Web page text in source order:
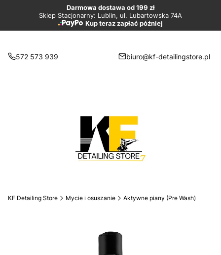
Darmowa dostawa od 199 zł
Sklep Stacjonarny: Lublin, ul. Lubartowska 74A
Kup teraz zapłać później
572 573 939 biuro@kf-detailingstore.pl
KF Detailing Store Mycie i osuszanie Aktywne piany (Pre Wash)